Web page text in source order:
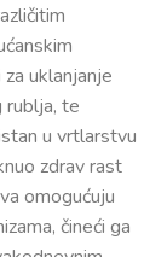
uklanjanje
rublja, te
u vrtlarstvu
zdrav rast
omogućuju
čineći ga